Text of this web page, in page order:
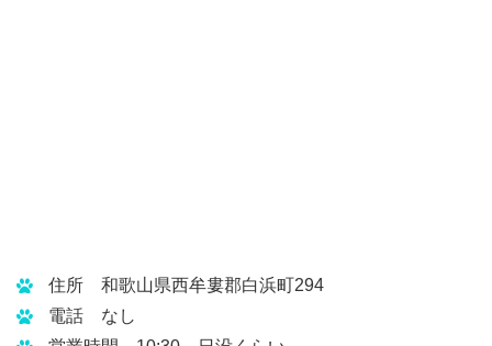
住所 和歌山県西牟婁郡白浜町294
電話 なし